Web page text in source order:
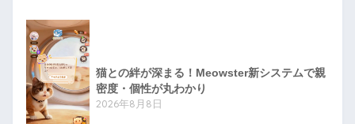
猫との絆が深まる！Meowster新システムで親
密度・個性が丸わかり
2026年8月8日